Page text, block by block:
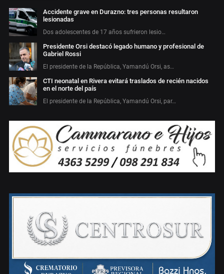
Accidente grave en Durazno: tres personas resultaron
lesionadas
Dos adolescentes de 17 años sufrieron lesio…
Presidente Orsi destacó legado humano y profesional de
Gabriel Rossi
El presidente de la República, Yamandú Orsi, as…
CTI neonatal en Rivera evitará traslados de recién nacidos
en el norte del país
El presidente de la República, Yamandú Orsi, par…